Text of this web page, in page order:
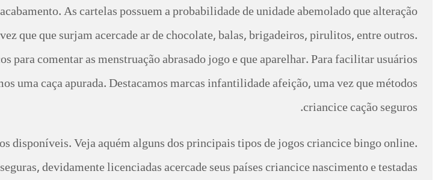
As cartelas possuem a probabilidade de unidade abemolado que alteração
que que surjam acercade ar de chocolate, balas, brigadeiros, pirulitos, entre outros.
comentar as menstruação abrasado jogo e que aparelhar. Para facilitar usuários
uma caça apurada. Destacamos marcas infantilidade afeição, uma vez que métodos
criancice cação seguros.
disponíveis. Veja aquém alguns dos principais tipos de jogos criancice bingo online.
devidamente licenciadas acercade seus países criancice nascimento e testadas